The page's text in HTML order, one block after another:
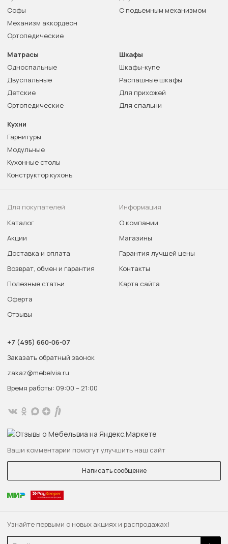
Узнайте первыми о новых акциях и распродажах!
Email
Софы
Механизм аккордеон
Ортопедические
С подъемным механизмом
Матрасы
Односпальные
Двуспальные
Детские
Ортопедические
Шкафы
Шкафы-купе
Распашные шкафы
Для прихожей
Для спальни
Кухни
Гарнитуры
Модульные
Кухонные столы
Конструктор кухонь
Для покупателей
Каталог
Акции
Доставка и оплата
Возврат, обмен и гарантия
Полезные статьи
Оферта
Отзывы
Информация
О компании
Магазины
Гарантия лучшей цены
Контакты
Карта сайта
+7 (495) 660-06-07
Заказать обратный звонок
zakaz@mebelvia.ru
Время работы: 09:00 – 21:00
Ваши комментарии помогут улучшить наш сайт
Написать сообщение